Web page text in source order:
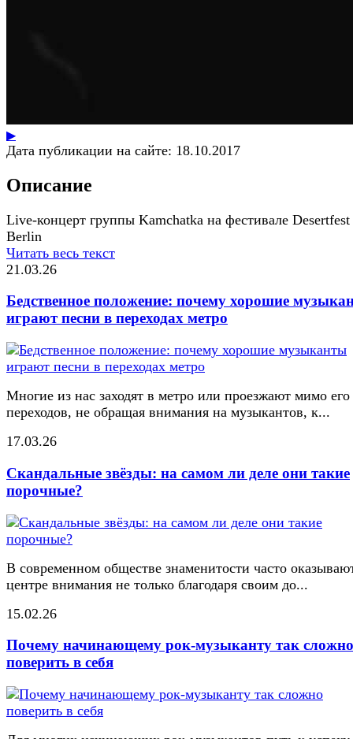
▶
Дата публикации на сайте: 18.10.2017
Описание
Live-концерт группы Kamchatka на фестивале Desertfest
Berlin
Читать весь текст
21.03.26
Бедственное положение: почему хорошие
играют песни в переходах метро
Многие из нас заходят в метро или проезжают мимо его
переходов, не обращая внимания на музыкантов, к...
17.03.26
Скандальные звёзды: на самом ли деле они такие
порочные?
В современном обществе знаменитости часто
центре внимания не только благодаря своим до...
15.02.26
Почему начинающему рок-музыканту так сложно
поверить в себя